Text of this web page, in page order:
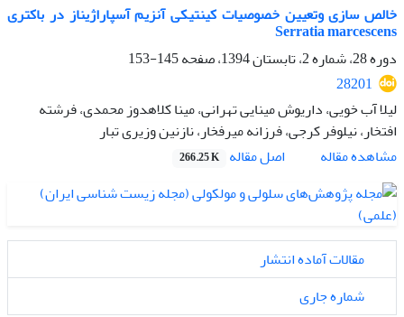
خالص سازی وتعیین خصوصیات کینتیکی آنزیم آسپاراژیناز در باکتری
Serratia marcescens
دوره 28، شماره 2، تابستان 1394، صفحه
145-153
28201
لیلا آب خویی، داریوش مینایی تهرانی، مینا کلاهدوز محمدی، فرشته
افتخار، نیلوفر کرجی، فرزانه میرفخار، نازنین وزیری تبار
مشاهده مقاله
اصل مقاله 266.25 K
مقالات آماده انتشار
شماره جاری